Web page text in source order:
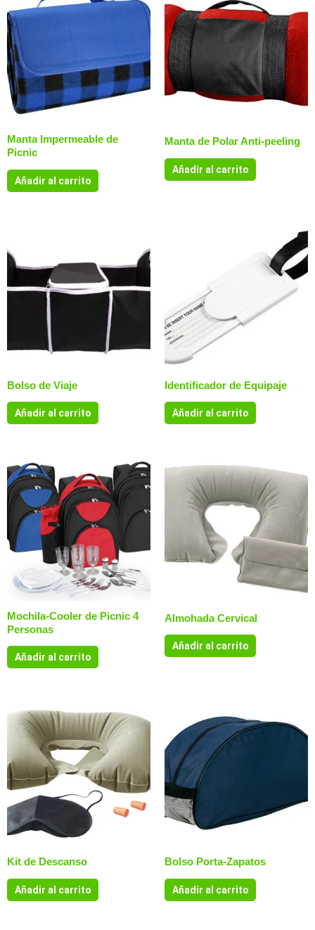
Manta Impermeable de
Picnic
Añadir al carrito
Manta de Polar Anti-peeling
Añadir al carrito
Bolso de Viaje
Añadir al carrito
Identificador de Equipaje
Añadir al carrito
Mochila-Cooler de Picnic 4
Personas
Añadir al carrito
Almohada Cervical
Añadir al carrito
Kit de Descanso
Añadir al carrito
Bolso Porta-Zapatos
Añadir al carrito